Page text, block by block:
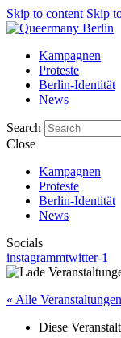
Skip to content Skip
Kampagnen
Proteste
Berlin-Identität
News
Search
Close
Kampagnen
Proteste
Berlin-Identität
News
Socials
instagrammtwitter-1
« Alle Veranstaltungen
Diese